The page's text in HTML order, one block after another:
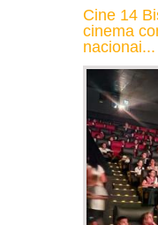
Cine 14
cinema
nacionai...